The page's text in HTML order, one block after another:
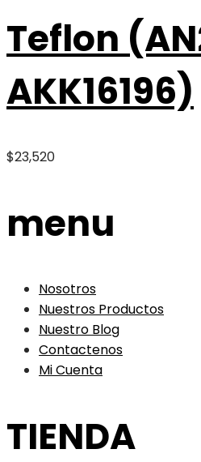
Teflon
AKK16196)
$23,520
menu
Nosotros
Nuestros Productos
Nuestro Blog
Contactenos
Mi Cuenta
TIENDA